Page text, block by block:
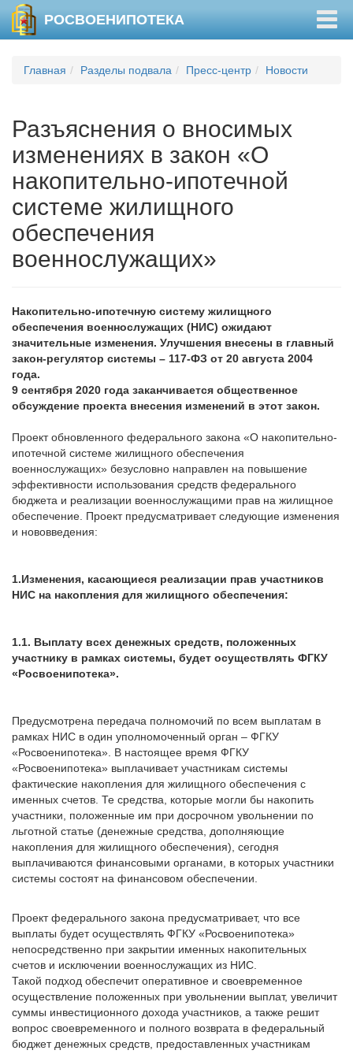
РОСВОЕНИПОТЕКА
Главная Разделы подвала Пресс-центр Новости
Разъяснения о вносимых
изменениях в закон «О
накопительно-ипотечной
системе жилищного
обеспечения
военнослужащих»
Накопительно-ипотечную систему жилищного
обеспечения военнослужащих (НИС) ожидают
значительные изменения. Улучшения внесены в главный
закон-регулятор системы – 117-ФЗ от 20 августа 2004
года.
9 сентября 2020 года заканчивается общественное
обсуждение проекта внесения изменений в этот закон.
Проект обновленного федерального закона «О накопительно-
ипотечной системе жилищного обеспечения
военнослужащих» безусловно направлен на повышение
эффективности использования средств федерального
бюджета и реализации военнослужащими прав на жилищное
обеспечение. Проект предусматривает следующие изменения
и нововведения:
1.Изменения, касающиеся реализации прав участников
НИС на накопления для жилищного обеспечения:
1.1. Выплату всех денежных средств, положенных
участнику в рамках системы, будет осуществлять ФГКУ
«Росвоенипотека».
Предусмотрена передача полномочий по всем выплатам в
рамках НИС в один уполномоченный орган – ФГКУ
«Росвоенипотека». В настоящее время ФГКУ
«Росвоенипотека» выплачивает участникам системы
фактические накопления для жилищного обеспечения с
именных счетов. Те средства, которые могли бы накопить
участники, положенные им при досрочном увольнении по
льготной статье (денежные средства, дополняющие
накопления для жилищного обеспечения), сегодня
выплачиваются финансовыми органами, в которых участники
системы состоят на финансовом обеспечении.
Проект федерального закона предусматривает, что все
выплаты будет осуществлять ФГКУ «Росвоенипотека»
непосредственно при закрытии именных накопительных
счетов и исключении военнослужащих из НИС.
Такой подход обеспечит оперативное и своевременное
осуществление положенных при увольнении выплат, увеличит
суммы инвестиционного дохода участников, а также решит
вопрос своевременного и полного возврата в федеральный
бюджет денежных средств, предоставленных участникам